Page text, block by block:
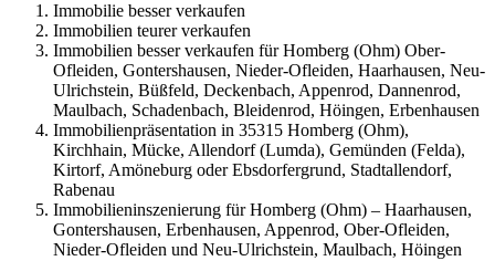
Immobilie besser verkaufen
Immobilien teurer verkaufen
Immobilien besser verkaufen für Homberg (Ohm) Ober-
Ofleiden, Gontershausen, Nieder-Ofleiden, Haarhausen, Neu-
Ulrichstein, Büßfeld, Deckenbach, Appenrod, Dannenrod,
Maulbach, Schadenbach, Bleidenrod, Höingen, Erbenhausen
Immobilienpräsentation in 35315 Homberg (Ohm),
Kirchhain, Mücke, Allendorf (Lumda), Gemünden (Felda),
Kirtorf, Amöneburg oder Ebsdorfergrund, Stadtallendorf,
Rabenau
Immobilieninszenierung für Homberg (Ohm) – Haarhausen,
Gontershausen, Erbenhausen, Appenrod, Ober-Ofleiden,
Nieder-Ofleiden und Neu-Ulrichstein, Maulbach, Höingen